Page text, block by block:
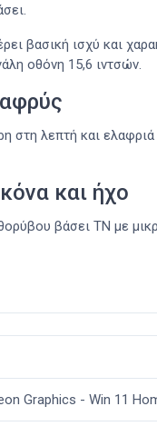
βασική ισχύ και
οθόνη 15,6 ιντσών.
στη λεπτή και
και ήχο
βάσει ΤΝ με
Graphics - Win 11